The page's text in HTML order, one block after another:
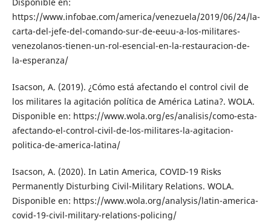
https://www.infobae.com/america/venezuela/2019/06/24/la-
carta-del-jefe-del-comando-sur-de-eeuu-a-los-militares-
venezolanos-tienen-un-rol-esencial-en-la-restauracion-de-
la-esperanza/
Isacson, A. (2019). ¿Cómo está afectando el control civil de
los militares la agitación política de América Latina?. WOLA.
Disponible en: https://www.wola.org/es/analisis/como-esta-
afectando-el-control-civil-de-los-militares-la-agitacion-
politica-de-america-latina/
Isacson, A. (2020). In Latin America, COVID-19 Risks
Permanently Disturbing Civil-Military Relations. WOLA.
Disponible en: https://www.wola.org/analysis/latin-america-
covid-19-civil-military-relations-policing/